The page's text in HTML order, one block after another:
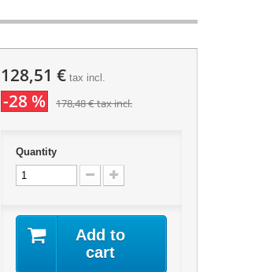
128,51 €tax incl.
-28 % 178,48 €tax incl.
Quantity
Add to
cart